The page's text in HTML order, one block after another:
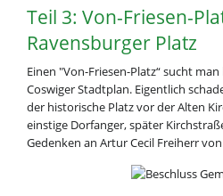
Teil 3: Von-Friesen-
Ravensburger Platz
Einen "Von-Friesen-Platz“ sucht
Coswiger Stadtplan. Eigentlich
der historische Platz vor der Alten
einstige Dorfanger, später
Gedenken an Artur Cecil Freiherr